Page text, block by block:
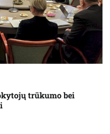
trūkumo bei